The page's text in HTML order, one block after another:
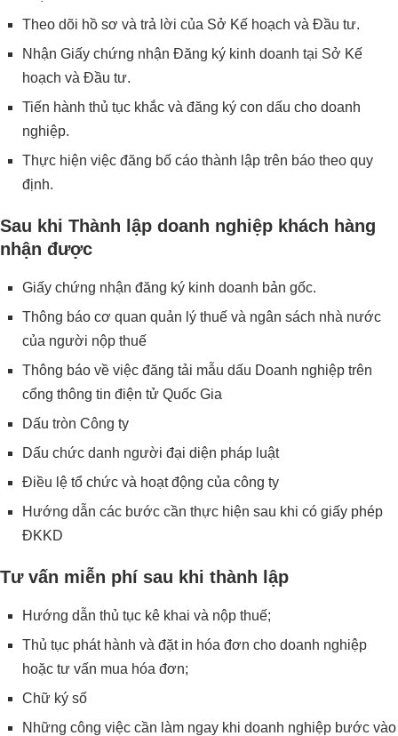
Theo dõi hồ sơ và trả lời của Sở Kế hoạch và Đầu tư.
Nhận Giấy chứng nhận Đăng ký kinh doanh tại Sở Kế
hoạch và Đầu tư.
Tiến hành thủ tục khắc và đăng ký con dấu cho doanh
nghiệp.
Thực hiện việc đăng bố cáo thành lập trên báo theo quy
định.
Sau khi Thành lập doanh nghiệp khách hàng
nhận được
Giấy chứng nhận đăng ký kinh doanh bản gốc.
Thông báo cơ quan quản lý thuế và ngân sách nhà nước
của người nộp thuế
Thông báo về việc đăng tải mẫu dấu Doanh nghiệp trên
cổng thông tin điện tử Quốc Gia
Dấu tròn Công ty
Dấu chức danh người đại diện pháp luật
Điều lệ tổ chức và hoạt động của công ty
Hướng dẫn các bước cần thực hiện sau khi có giấy phép
ĐKKD
Tư vấn miễn phí sau khi thành lập
Hướng dẫn thủ tục kê khai và nộp thuế;
Thủ tục phát hành và đặt in hóa đơn cho doanh nghiệp
hoặc tư vấn mua hóa đơn;
Chữ ký số
Những công việc cần làm ngay khi doanh nghiệp bước vào